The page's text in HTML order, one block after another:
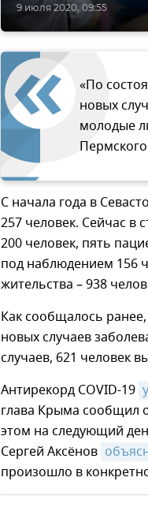
9 июля 2020, 09:55
«По
новых
молодые
С начала года в
257 человек. Сейчас в
200 человек, пять
под наблюдением 156
жительства – 938
Как сообщалось
новых случаев
случаев, 621 человек
Антирекорд COVID-19
глава Крыма сообщил
этом на следующий
Сергей Аксёнов
произошло в